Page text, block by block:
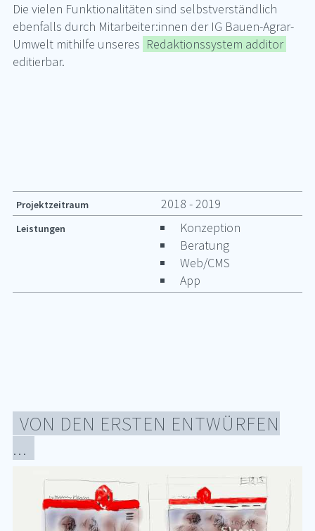
Die vie­len Funk­tio­na­li­tä­ten sind selbst­ver­ständ­lich
eben­falls durch Mit­ar­bei­ter:in­nen der IG Bau­en-Agrar-
Um­welt mit­hil­fe un­se­res Redaktionssystem additor
edi­tier­bar.
Projektzeitraum 2018 - 2019
Leistungen
Konzeption
Beratung
Web/CMS
App
VON DEN ERS­TEN ENT­WÜR­FEN
...